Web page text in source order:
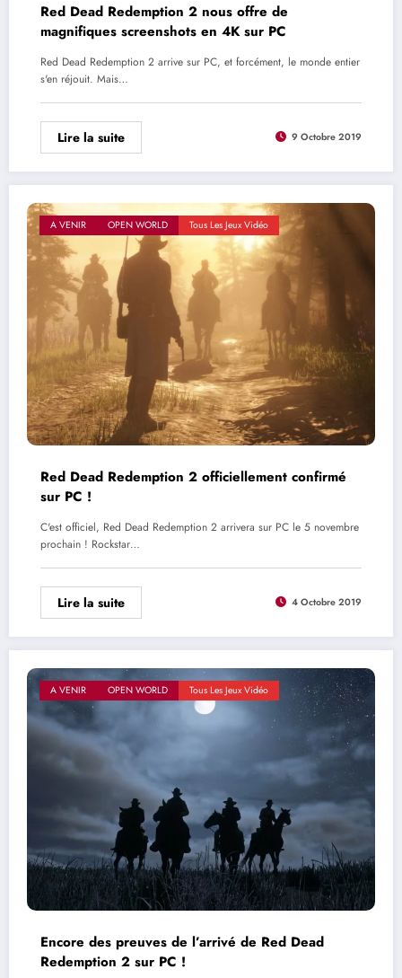
Red Dead Redemption 2 nous offre de
magnifiques screenshots en 4K sur PC
Red Dead Redemption 2 arrive sur PC, et forcément, le monde entier
s'en réjouit. Mais…
Lire la suite 9 Octobre 2019
A VENIR OPEN WORLD Tous Les Jeux Vidéo
Red Dead Redemption 2 officiellement confirmé
sur PC !
C'est officiel, Red Dead Redemption 2 arrivera sur PC le 5 novembre
prochain ! Rockstar…
Lire la suite 4 Octobre 2019
A VENIR OPEN WORLD Tous Les Jeux Vidéo
Encore des preuves de l’arrivé de Red Dead
Redemption 2 sur PC !